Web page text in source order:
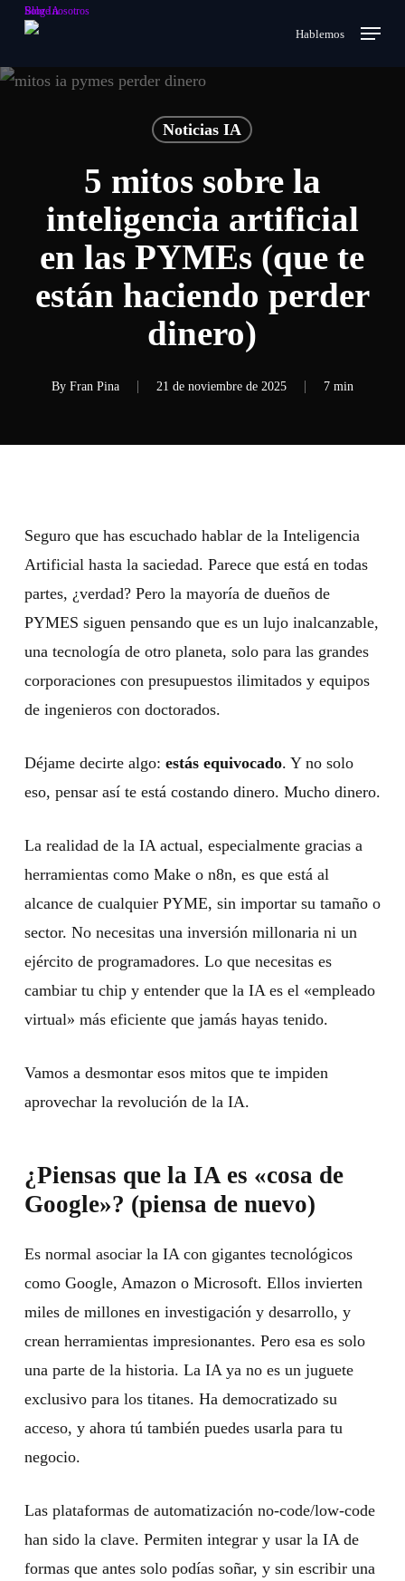
Skip
main
Sobre nosotros
Blog IA
Hablemos search
Menu
Noticias IA
5 mitos sobre la
inteligencia artificial
en las PYMEs (que te
están haciendo perder
dinero)
By Fran Pina 21 de noviembre de 2025 7 min
Seguro que has escuchado hablar de la Inteligencia
Artificial hasta la saciedad. Parece que está en todas
partes, ¿verdad? Pero la mayoría de dueños de
PYMES siguen pensando que es un lujo inalcanzable,
una tecnología de otro planeta, solo para las grandes
corporaciones con presupuestos ilimitados y equipos
de ingenieros con doctorados.
Déjame decirte algo: estás equivocado. Y no solo
eso, pensar así te está costando dinero. Mucho dinero.
La realidad de la IA actual, especialmente gracias a
herramientas como Make o n8n, es que está al
alcance de cualquier PYME, sin importar su tamaño o
sector. No necesitas una inversión millonaria ni un
ejército de programadores. Lo que necesitas es
cambiar tu chip y entender que la IA es el «empleado
virtual» más eficiente que jamás hayas tenido.
Vamos a desmontar esos mitos que te impiden
aprovechar la revolución de la IA.
¿Piensas que la IA es «cosa de
Google»? (piensa de nuevo)
Es normal asociar la IA con gigantes tecnológicos
como Google, Amazon o Microsoft. Ellos invierten
miles de millones en investigación y desarrollo, y
crean herramientas impresionantes. Pero esa es solo
una parte de la historia. La IA ya no es un juguete
exclusivo para los titanes. Ha democratizado su
acceso, y ahora tú también puedes usarla para tu
negocio.
Las plataformas de automatización no-code/low-code
han sido la clave. Permiten integrar y usar la IA de
formas que antes solo podías soñar, y sin escribir una